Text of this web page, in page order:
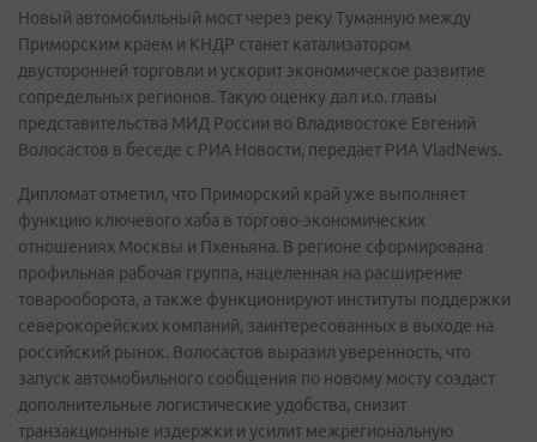
Новый автомобильный мост через реку Туманную между
Приморским краем и КНДР станет катализатором
двусторонней торговли и ускорит экономическое развитие
сопредельных регионов. Такую оценку дал и.о. главы
представительства МИД России во Владивостоке Евгений
Волосастов в беседе с РИА Новости, передает РИА VladNews.
Дипломат отметил, что Приморский край уже выполняет
функцию ключевого хаба в торгово-экономических
отношениях Москвы и Пхеньяна. В регионе сформирована
профильная рабочая группа, нацеленная на расширение
товарооборота, а также функционируют институты поддержки
северокорейских компаний, заинтересованных в выходе на
российский рынок. Волосастов выразил уверенность, что
запуск автомобильного сообщения по новому мосту создаст
дополнительные логистические удобства, снизит
транзакционные издержки и усилит межрегиональную